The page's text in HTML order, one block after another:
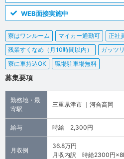
WEB面接実施中
寮はワンルーム マイカー通勤可 正社
残業すくなめ（月10時間以内）
ガッツ
寮に車持込OK
職場駐車場無料
募集要項
勤務地・最
寄駅
三重県津市 ｜河合高岡
給与 時給 2,300円
月収例
36.8万円
月収内訳 時給2300円